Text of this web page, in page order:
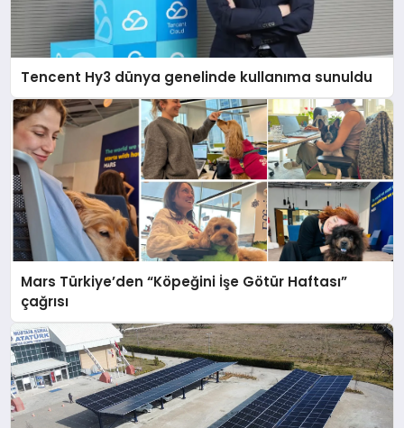
Tencent Hy3 dünya genelinde kullanıma sunuldu
Mars Türkiye’den “Köpeğini İşe Götür Haftası”
çağrısı